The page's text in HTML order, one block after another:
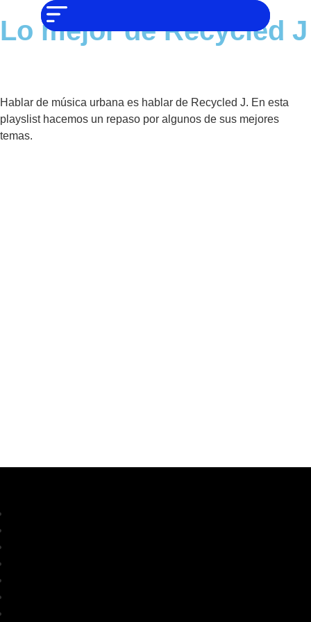
Tendencias
Foodie
Cultura
PERO IGUAL
TAMBIÉN TE
PODEMOS
Lo mejor de Recycled J
Hablar de música urbana es hablar de Recycled J. En esta
playslist hacemos un repaso por algunos de sus mejores
temas.